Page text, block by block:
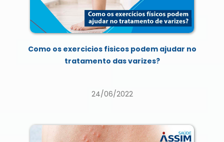
Como os exercicios fisicos podem ajudar no
tratamento das varizes?
24/06/2022